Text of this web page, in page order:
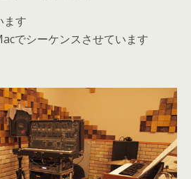
ます
でシーケンスさせています